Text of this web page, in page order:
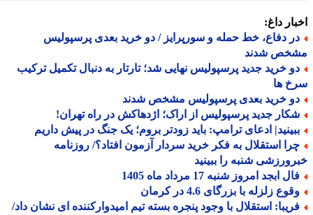
داغ:
دفاع، خط حمله و سورپرایز / دو خرید بعدی پرسپولیس
شدند
خرید جدید پرسپولیس نهایی شد؛ تارتار به دنبال تکمیل ترکیب
ها
خرید بعدی پرسپولیس مشخص شدند
جدید پرسپولیس از اراک؛ اژدهاکش در راه تهران!
ادعای ترامپ: باید زودتر بروم؛ یک جنگ در پیش داریم
استقلال به فکر خرید سردار آزمون افتاد؟/ روزنامه
شنبه را ببینید
ابجد امروز شنبه 17 مرداد ماه 1405
زلزله با بزرگای 4.6 در کرمان
استقلال با وجود پنجره بسته تیم امیدوارکننده ای نشان داد/